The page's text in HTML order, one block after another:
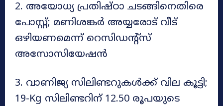
2. അയോധ്യ പ്രതിഷ്ഠാ ചടങ്ങിനെതിരെ
പോസ്റ്റ്; മണിശങ്കർ അയ്യരോട് വീട്
ഒഴിയണമെന്ന് റെസിഡന്റ്സ്
അസോസിയേഷൻ
3. വാണിജ്യ സിലിണ്ടറുകള്‍ക്ക് വില കൂട്ടി;
19-Kg സിലിണ്ടറിന് 12.50 രൂപയുടെ